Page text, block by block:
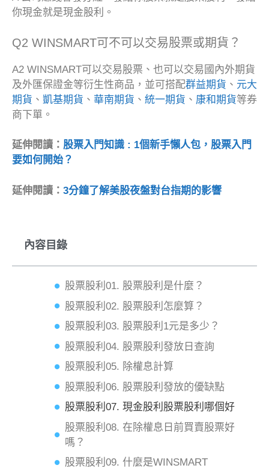
你現金就是現金股利。
Q2 WINSMART可不可以交易股票或期貨？
A2 WINSMART可以交易股票、也可以交易國內外期貨
及外匯保證金等衍生性商品，並可搭配群益期貨 、 元大
期貨 、 凱基期貨 、 華南期貨 、 統一期貨 、 康和期貨等券
商下單。
延伸閱讀： 股票入門知識 : 1個新手懶人包，股票入門
要如何開始？
延伸閱讀： 3分鐘了解美股夜盤對台指期的影響
內容目錄
股票股利01. 股票股利是什麼？
股票股利02. 股票股利怎麼算？
股票股利03. 股票股利1元是多少？
股票股利04. 股票股利發放日查詢
股票股利05. 除權息計算
股票股利06. 股票股利發放的優缺點
股票股利07. 現金股利股票股利哪個好
股票股利08. 在除權息日前買賣股票好
嗎？
股票股利09. 什麼是WINSMART